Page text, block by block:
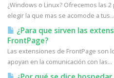
¿Windows o Linux? Ofrecemos las
elegir la que mas se acomode a tus...
¿Para que sirven las
FrontPage?
Las extensiones de FrontPage son
apoyan en la comunicación con las...